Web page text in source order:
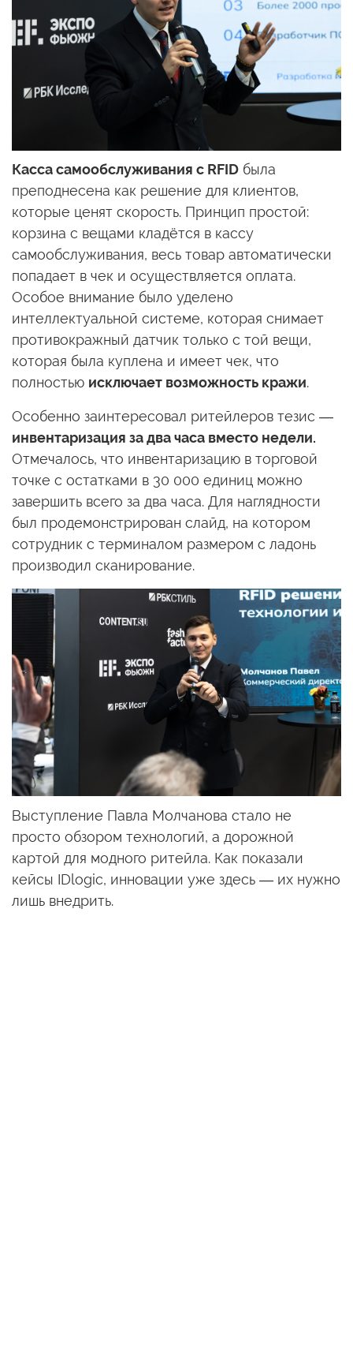
Касса самообслуживания с RFID была
преподнесена как решение для клиентов,
которые ценят скорость. Принцип простой:
корзина с вещами кладётся в кассу
самообслуживания, весь товар автоматически
попадает в чек и осуществляется оплата.
Особое внимание было уделено
интеллектуальной системе, которая снимает
противокражный датчик только с той вещи,
которая была куплена и имеет чек, что
полностью исключает возможность кражи.
Особенно заинтересовал ритейлеров тезис —
инвентаризация за два часа вместо недели.
Отмечалось, что инвентаризацию в торговой
точке с остатками в 30 000 единиц можно
завершить всего за два часа. Для наглядности
был продемонстрирован слайд, на котором
сотрудник с терминалом размером с ладонь
производил сканирование.
Выступление Павла Молчанова стало не
просто обзором технологий, а дорожной
картой для модного ритейла. Как показали
кейсы IDlogic, инновации уже здесь — их нужно
лишь внедрить.